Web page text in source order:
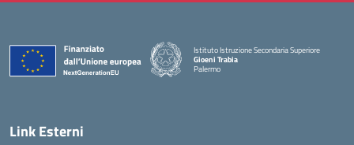
Istituto Istruzione Secondaria Superiore
Gioeni Trabia
Palermo
Link Esterni